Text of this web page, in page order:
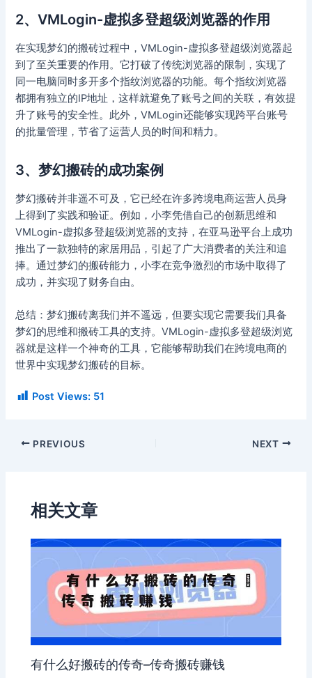
2、VMLogin-虚拟多登超级浏览器的作用
在实现梦幻的搬砖过程中，VMLogin-虚拟多登超级浏览器起
到了至关重要的作用。它打破了传统浏览器的限制，实现了
同一电脑同时多开多个指纹浏览器的功能。每个指纹浏览器
都拥有独立的IP地址，这样就避免了账号之间的关联，有效提
升了账号的安全性。此外，VMLogin还能够实现跨平台账号
的批量管理，节省了运营人员的时间和精力。
3、梦幻搬砖的成功案例
梦幻搬砖并非遥不可及，它已经在许多跨境电商运营人员身
上得到了实践和验证。例如，小李凭借自己的创新思维和
VMLogin-虚拟多登超级浏览器的支持，在亚马逊平台上成功
推出了一款独特的家居用品，引起了广大消费者的关注和追
捧。通过梦幻的搬砖能力，小李在竞争激烈的市场中取得了
成功，并实现了财务自由。
总结：梦幻搬砖离我们并不遥远，但要实现它需要我们具备
梦幻的思维和搬砖工具的支持。VMLogin-虚拟多登超级浏览
器就是这样一个神奇的工具，它能够帮助我们在跨境电商的
世界中实现梦幻搬砖的目标。
Post Views: 51
PREVIOUS NEXT
相关文章
有什么好搬砖的传奇–传奇搬砖赚钱